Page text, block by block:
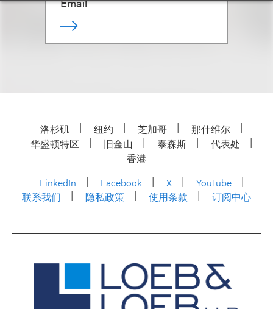
洛杉矶 纽约 芝加哥
那什维尔
华盛顿特区
旧金山 泰森斯
代表处
香港
LinkedIn
Facebook X
YouTube
联系我们
隐私政策 使用条款 订阅中心